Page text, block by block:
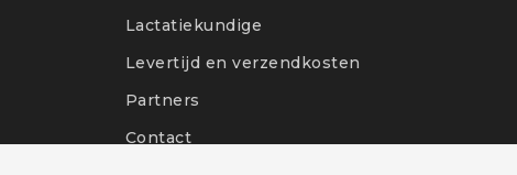
Lactatiekundige
Levertijd en verzendkosten
Partners
Contact